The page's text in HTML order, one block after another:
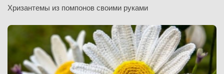
Хризантемы из помпонов своими руками